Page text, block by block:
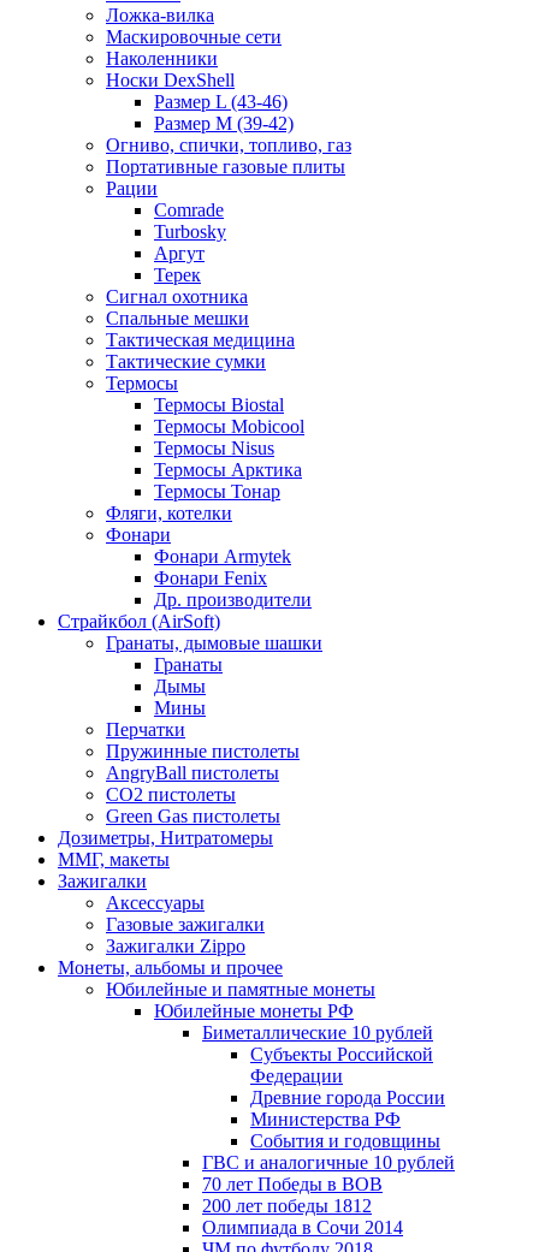
Ложка-вилка
Маскировочные сети
Наколенники
Носки DexShell
Размер L (43-46)
Размер M (39-42)
Огниво, спички, топливо, газ
Портативные газовые плиты
Рации
Comrade
Turbosky
Аргут
Терек
Сигнал охотника
Спальные мешки
Тактическая медицина
Тактические сумки
Термосы
Термосы Biostal
Термосы Mobicool
Термосы Nisus
Термосы Арктика
Термосы Тонар
Фляги, котелки
Фонари
Фонари Armytek
Фонари Fenix
Др. производители
Страйкбол (AirSoft)
Гранаты, дымовые шашки
Гранаты
Дымы
Мины
Перчатки
Пружинные пистолеты
AngryBall пистолеты
CO2 пистолеты
Green Gas пистолеты
Дозиметры, Нитратомеры
ММГ, макеты
Зажигалки
Аксессуары
Газовые зажигалки
Зажигалки Zippo
Монеты, альбомы и прочее
Юбилейные и памятные монеты
Юбилейные монеты РФ
Биметаллические 10 рублей
Субъекты Российской
Федерации
Древние города России
Министерства РФ
События и годовщины
ГВС и аналогичные 10 рублей
70 лет Победы в ВОВ
200 лет победы 1812
Олимпиада в Сочи 2014